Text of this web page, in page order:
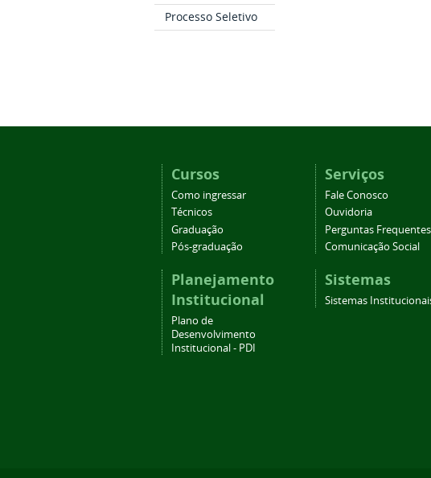
Processo Seletivo
Cursos
Como ingressar
Técnicos
Graduação
Pós-graduação
Planejamento
Institucional
Plano de
Desenvolvimento
Institucional - PDI
Serviços
Fale Conosco
Ouvidoria
Perguntas Frequentes
Comunicação Social
Sistemas
Sistemas